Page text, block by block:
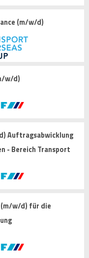
(m/w/d)
w/d)
Auftragsabwicklung
- Bereich Transport
w/d) für die